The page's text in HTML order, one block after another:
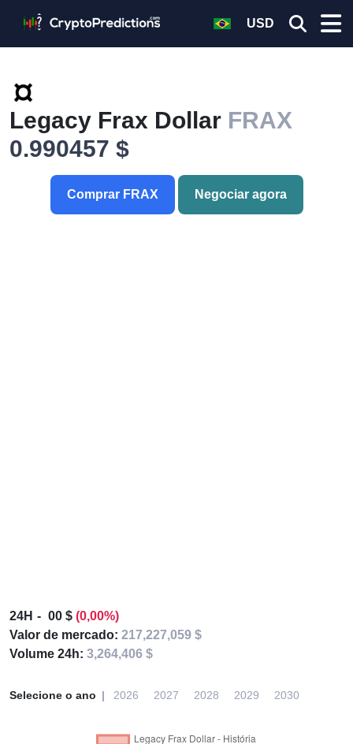
USD
Legacy Frax Dollar FRAX
0.990457 $
Comprar FRAX Negociar agora
24H 00 $ (0,00%)
Valor de mercado: 217,227,059 $
Volume 24h: 3,264,406 $
Selecione o ano 2026 2027 2028 2029 2030